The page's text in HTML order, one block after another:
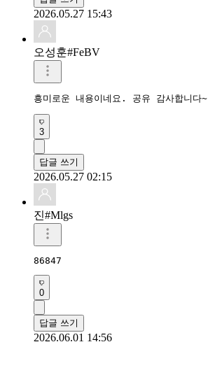
2026.05.27 15:43
오성훈#FeBV
​흥미로운 내용이네요. 공유 감사합니다~
3
답글 쓰기
2026.05.27 02:15
진#Mlgs
86847
0
답글 쓰기
2026.06.01 14:56